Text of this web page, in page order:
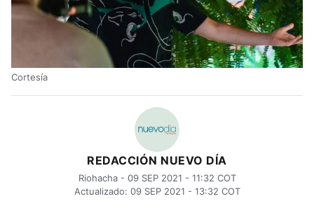
Cortesía
REDACCIÓN NUEVO DÍA
Riohacha - 09 SEP 2021 - 11:32 COT
Actualizado: 09 SEP 2021 - 13:32 COT